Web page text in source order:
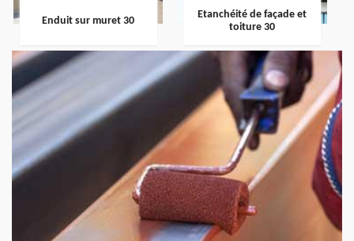
Enduit sur muret 30
Etanchéité de façade et
toiture 30